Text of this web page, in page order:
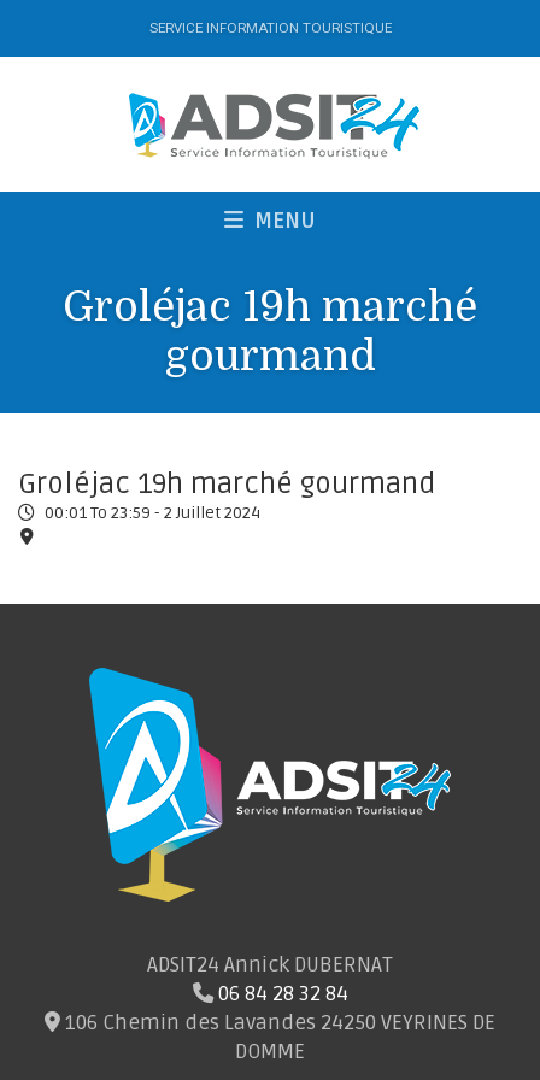
SERVICE INFORMATION TOURISTIQUE
MENU
Groléjac 19h marché
gourmand
Groléjac 19h marché gourmand
00:01 To 23:59 - 2 Juillet 2024
ADSIT24 Annick DUBERNAT
06 84 28 32 84
106 Chemin des Lavandes 24250 VEYRINES DE
DOMME